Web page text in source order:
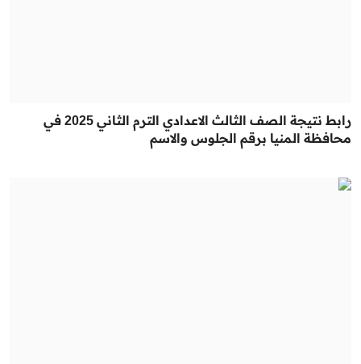
رابط نتيجة الصف الثالث الاعدادي الترم الثاني 2025 في
محافظة المنيا برقم الجلوس والاسم